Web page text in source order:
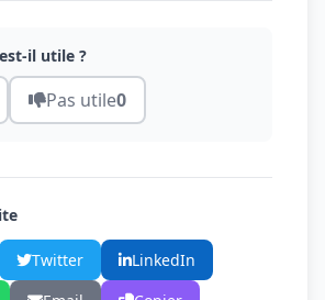
il utile ?
Pas utile0
Twitter
LinkedIn